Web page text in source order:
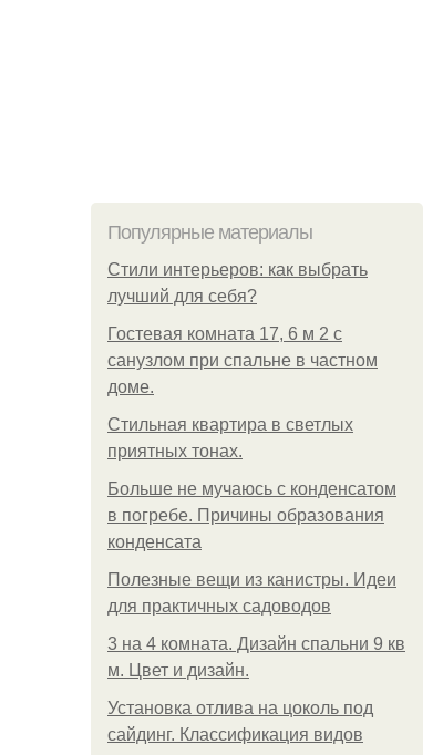
Популярные материалы
Стили интерьеров: как выбрать
лучший для себя?
Гостевая комната 17, 6 м 2 с
санузлом при спальне в частном
доме.
Стильная квартира в светлых
приятных тонах.
Больше не мучаюсь с конденсатом
в погребе. Причины образования
конденсата
Полезные вещи из канистры. Идеи
для практичных садоводов
3 на 4 комната. Дизайн спальни 9 кв
м. Цвет и дизайн.
Установка отлива на цоколь под
сайдинг. Классификация видов